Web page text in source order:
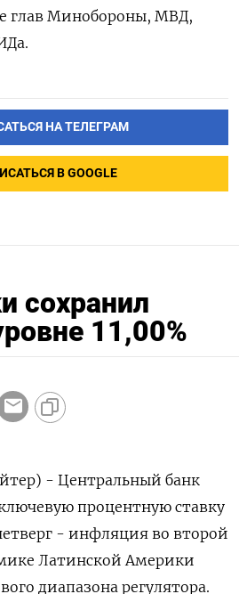
глав Минобороны, МВД,
НА ТЕЛЕГРАМ
В GOOGLE
сохранил
11,00%
- Центральный банк
процентную ставку
- инфляция во второй
Латинской Америки
диапазона регулятора.